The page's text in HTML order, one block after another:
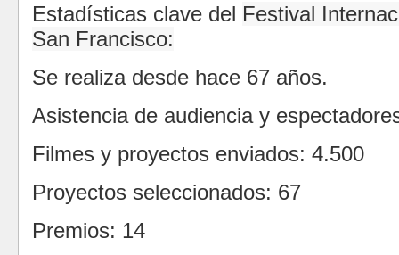
Estadísticas clave del Festival
San Francisco:
Se realiza desde hace 67 años.
Asistencia de audiencia y
Filmes y proyectos enviados: 4.500
Proyectos seleccionados: 67
Premios: 14